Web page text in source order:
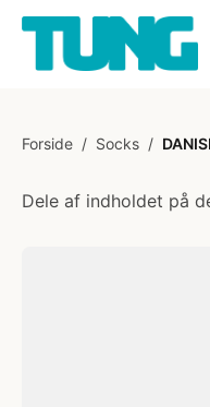
Forside / Socks /
Dele af indholdet på